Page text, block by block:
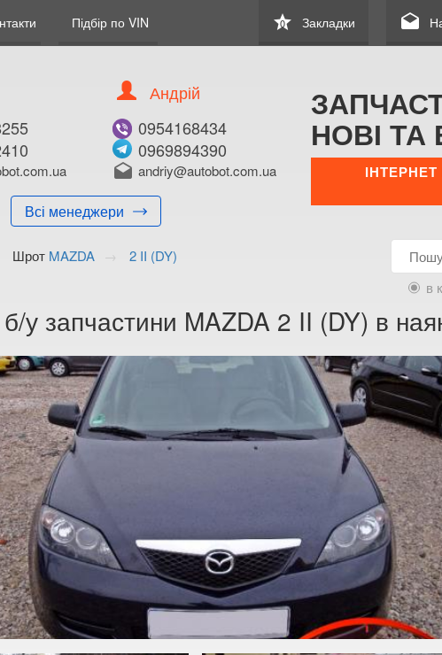
Підбір по VIN star
0 Закладки drafts
Всі менеджери
Андрій
0954168434
0969894390
drafts andriy@autobot.com.ua
НОВІ ТА
Шрот MAZDA
2 II (DY)
в
у запчастини MAZDA 2 II (DY) в